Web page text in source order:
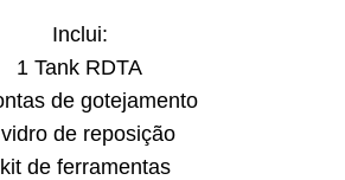
Inclui:
1 Tank RDTA
de gotejamento
de reposição
de ferramentas